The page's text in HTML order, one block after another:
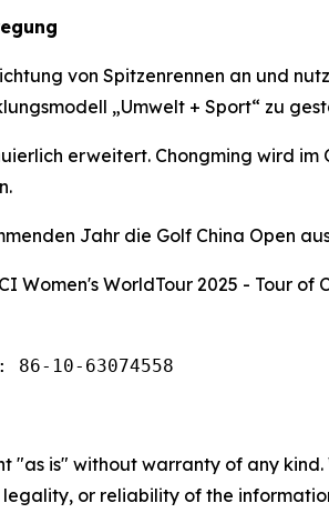
von Spitzenrennen an und
„Umwelt + Sport“ zu
erweitert. Chongming wird
Jahr die Golf China Open
Women's WorldTour 2025 - Tour of
10-63074558
"as is" without warranty of any
legality, or reliability of the